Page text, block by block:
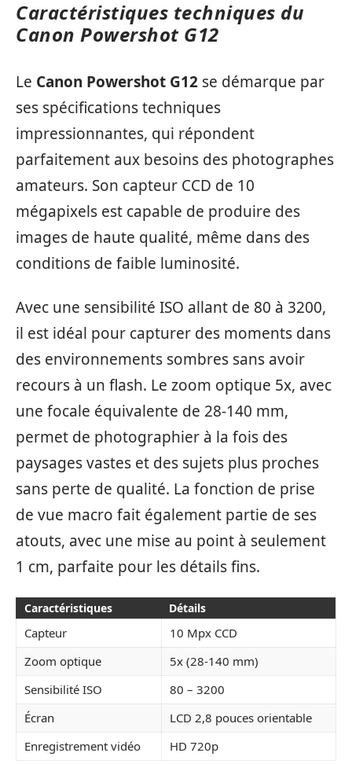
Caractéristiques techniques du
Canon Powershot G12
Le Canon Powershot G12 se démarque par
ses spécifications techniques
impressionnantes, qui répondent
parfaitement aux besoins des photographes
amateurs. Son capteur CCD de 10
mégapixels est capable de produire des
images de haute qualité, même dans des
conditions de faible luminosité.
Avec une sensibilité ISO allant de 80 à 3200,
il est idéal pour capturer des moments dans
des environnements sombres sans avoir
recours à un flash. Le zoom optique 5x, avec
une focale équivalente de 28-140 mm,
permet de photographier à la fois des
paysages vastes et des sujets plus proches
sans perte de qualité. La fonction de prise
de vue macro fait également partie de ses
atouts, avec une mise au point à seulement
1 cm, parfaite pour les détails fins.
Caractéristiques Détails
Capteur
10 Mpx CCD
Zoom optique
5x (28-140 mm)
Sensibilité ISO
80 – 3200
Écran
LCD 2,8 pouces orientable
Enregistrement vidéo
HD 720p